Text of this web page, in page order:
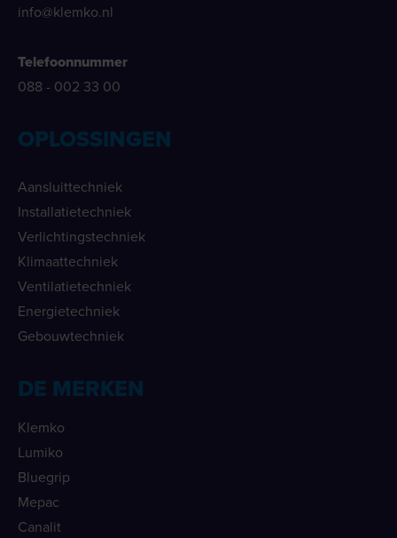
info@klemko.nl
Telefoonnummer
088 - 002 33 00
OPLOSSINGEN
Aansluittechniek
Installatietechniek
Verlichtingstechniek
Klimaattechniek
Ventilatietechniek
Energietechniek
Gebouwtechniek
DE MERKEN
Klemko
Lumiko
Bluegrip
Mepac
Canalit